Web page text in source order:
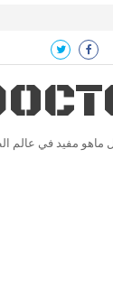
ماهو مفيد في عالم